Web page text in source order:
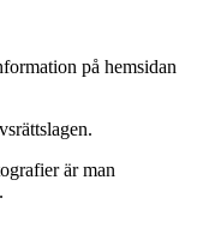
på hemsidan
är man